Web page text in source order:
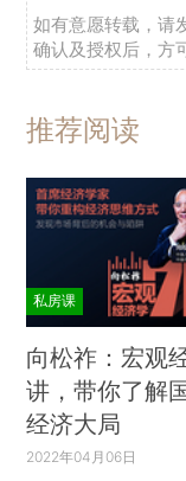
如有意愿转载，请
确认及授权后，方
推荐阅读
私房课
向松祚：宏观
讲，带你了解
经济大局
2022年04月06日